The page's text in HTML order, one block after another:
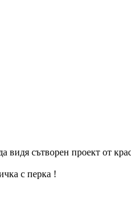
сътворен проект от
с перка !